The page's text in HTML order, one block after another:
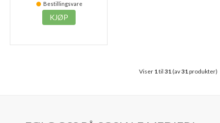
Bestillingsvare
KJØP
Viser 1til 31(av31produkter)